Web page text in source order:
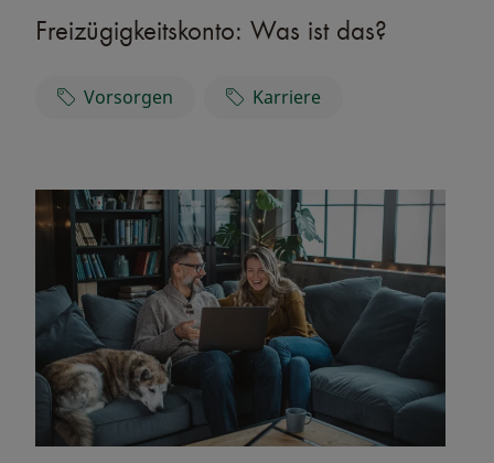
Freizügigkeitskonto: Was ist das?
Vorsorgen Karriere